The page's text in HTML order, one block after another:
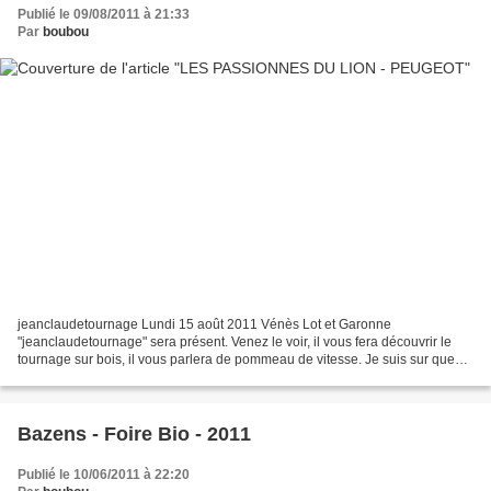
Publié le 09/08/2011 à 21:33
Par boubou
jeanclaudetournage Lundi 15 août 2011 Vénès Lot et Garonne
"jeanclaudetournage" sera présent. Venez le voir, il vous fera découvrir le
tournage sur bois, il vous parlera de pommeau de vitesse. Je suis sur que
Bazens - Foire Bio - 2011
Publié le 10/06/2011 à 22:20